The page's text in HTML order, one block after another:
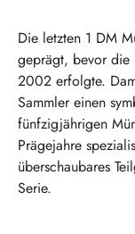
Die letzten 1 DM
geprägt, bevor die
2002 erfolgte.
Sammler einen
fünfzigjährigen
Prägejahre
überschaubares
Serie.